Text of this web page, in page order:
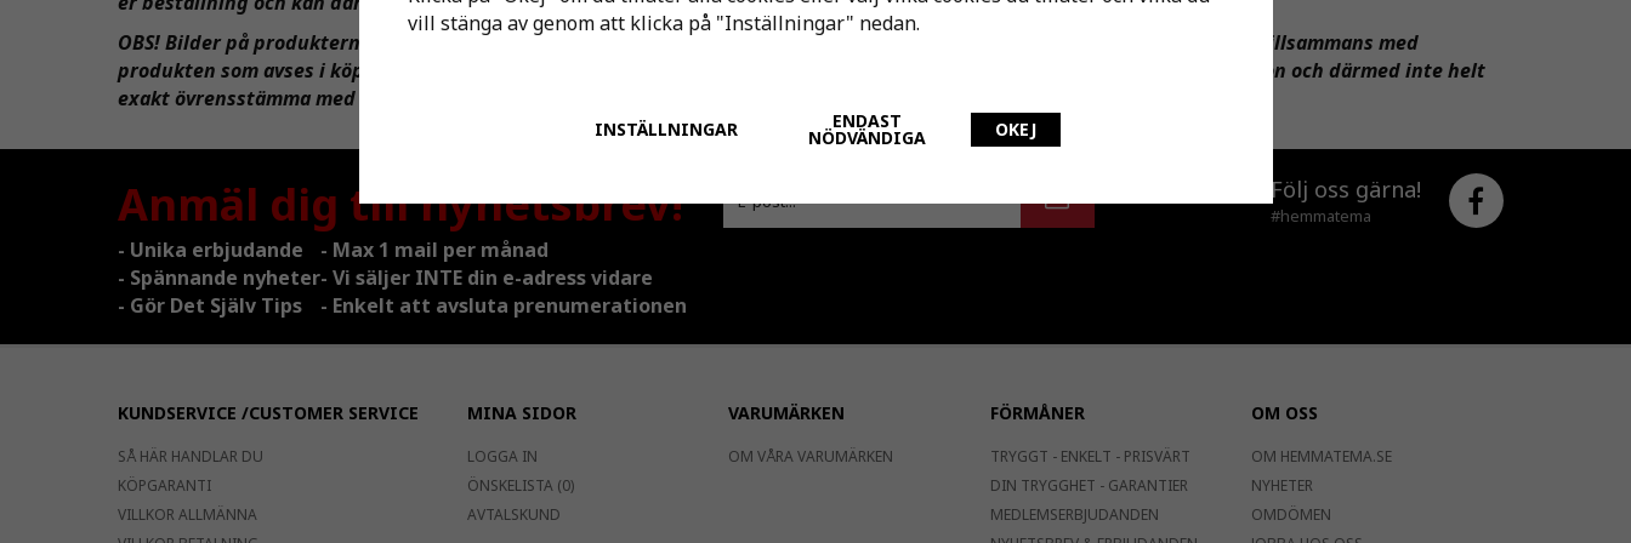
OBS! Bilder på produkterna kan vara extra utrustade. Ibland visas hela produkten som en del ingår i eller andra produkter tillsammans med
produkten som avses i köpet, dessa produkter ingår då inte i det köpet. Produkten på en bilden kan också vara en illustration och därmed inte helt
exakt övrensstämma med levererad produkt i verkligheten, läs produktbeskrivning och specifikationer noggrant.
Anmäl dig till nyhetsbrev!
- Unika erbjudande
- Max 1 mail per månad
- Spännande nyheter- Vi säljer INTE din e-adress vidare
- Gör Det Själv Tips
- Enkelt att avsluta prenumerationen
Följ oss gärna!
#hemmatema
KUNDSERVICE /CUSTOMER SERVICE
SÅ HÄR HANDLAR DU
KÖPGARANTI
VILLKOR ALLMÄNNA
MINA SIDOR
LOGGA IN
ÖNSKELISTA (0)
AVTALSKUND
VARUMÄRKEN
OM VÅRA VARUMÄRKEN
FÖRMÅNER
TRYGGT - ENKELT - PRISVÄRT
DIN TRYGGHET - GARANTIER
MEDLEMSERBJUDANDEN
OM OSS
OM HEMMATEMA.SE
NYHETER
OMDÖMEN
vill stänga av genom att klicka på "Inställningar" nedan.
INSTÄLLNINGAR ENDAST
NÖDVÄNDIGA OKEJ